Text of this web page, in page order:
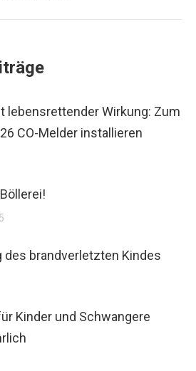
lebensrettender Wirkung: Zum
CO-Melder installieren
des brandverletzten Kindes
Kinder und Schwangere